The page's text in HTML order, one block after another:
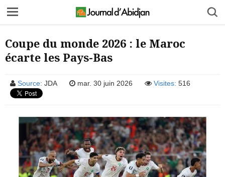
Coupe du monde 2026 : le Maroc
écarte les Pays-Bas
Source: JDA mar. 30 juin 2026 Visites: 516